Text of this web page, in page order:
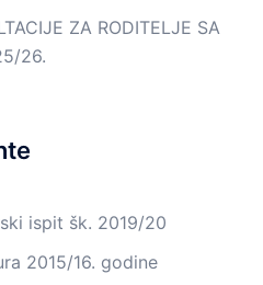
ZA RODITELJE SA
26.
ispit šk. 2019/20
2015/16. godine